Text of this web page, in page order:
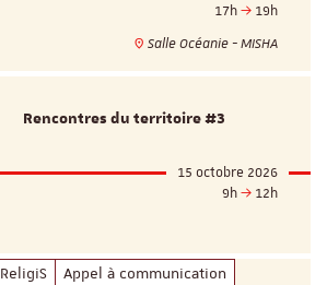
17h
19h
Salle Océanie - MISHA
Rencontres du territoire #3
15 octobre 2026
9h
12h
ReligiS Appel à communication